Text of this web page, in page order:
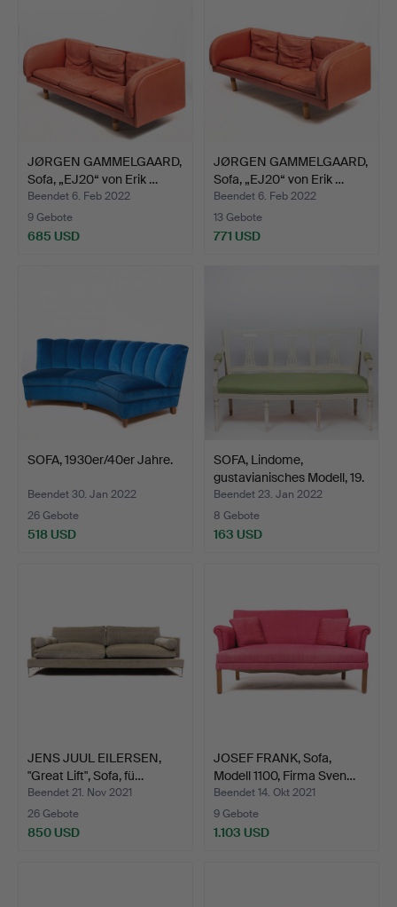
JØRGEN GAMMELGAARD,
Sofa, „EJ20“ von Erik …
Beendet 6. Feb 2022
9 Gebote
685 USD
JØRGEN GAMMELGAARD,
Sofa, „EJ20“ von Erik …
Beendet 6. Feb 2022
13 Gebote
771 USD
SOFA, 1930er/40er Jahre.
Beendet 30. Jan 2022
26 Gebote
518 USD
SOFA, Lindome,
gustavianisches Modell, 19.
…
Beendet 23. Jan 2022
8 Gebote
163 USD
JENS JUUL EILERSEN,
"Great Lift", Sofa, fü…
Beendet 21. Nov 2021
26 Gebote
850 USD
JOSEF FRANK, Sofa,
Modell 1100, Firma Sven…
Beendet 14. Okt 2021
9 Gebote
1.103 USD